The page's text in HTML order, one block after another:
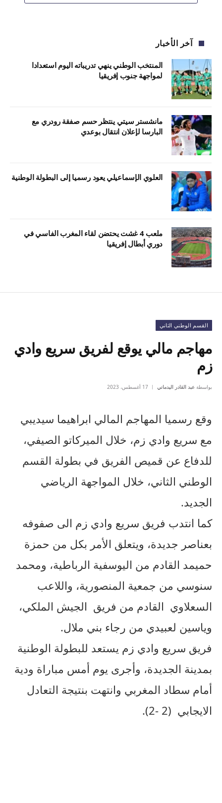
آخر الأخبار
المنتخب الوطني ينهي تدريباته اليوم استعدادا
لمواجهة جنوب إفريقيا
مانشستر سيتي ينتظر حسم صفقة رودري مع
البارسا لإعلان انتقال بوعدي
العلوي الإسماعيلي يعود رسميا إلى البطولة الوطنية
ملعب 4 غشت يحتضن لقاء المغرب الفاسي في
دوري أبطال إفريقيا
القسم الوطني الثاني
مهاجم مالي يوقع لفريق سريع وادي
زم
بواسطة عبد القادر اليدماني 17 أغسطس، 2023
وقع رسميا المهاجم المالي ابراهيما سيديبي
مع سريع وادي زم، خلال الميركاتو الصيفي،
للدفاع عن قميص الفريق في بطولة القسم
الوطني الثاني، خلال المواجهة الرياضي
الجديد.
كما انتدب فريق سريع وادي زم الى صفوفه
بعناصر جديدة، ويتعلق الأمر بكل من حمزة
حميمد القادم من اليوسفية الرباطية، ومحمد
سنوسي من جمعية المنصورية، واللاعب
السعلاوي القادم من فريق الجيش الملكي،
وياسين لعبيدي من رجاء بني ملال.
فريق سريع وادي زم يستعد للبطولة الوطنية
بمدينة الجديدة، وأجرى يوم أمس مباراة ودية
أمام سطاد المغربي وانتهت بنتيجة التعادل
الايجابي (2 -2).